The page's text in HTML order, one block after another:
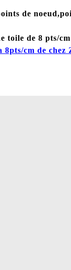
de
toile de 8 pts/cm
8pts/cm de chez